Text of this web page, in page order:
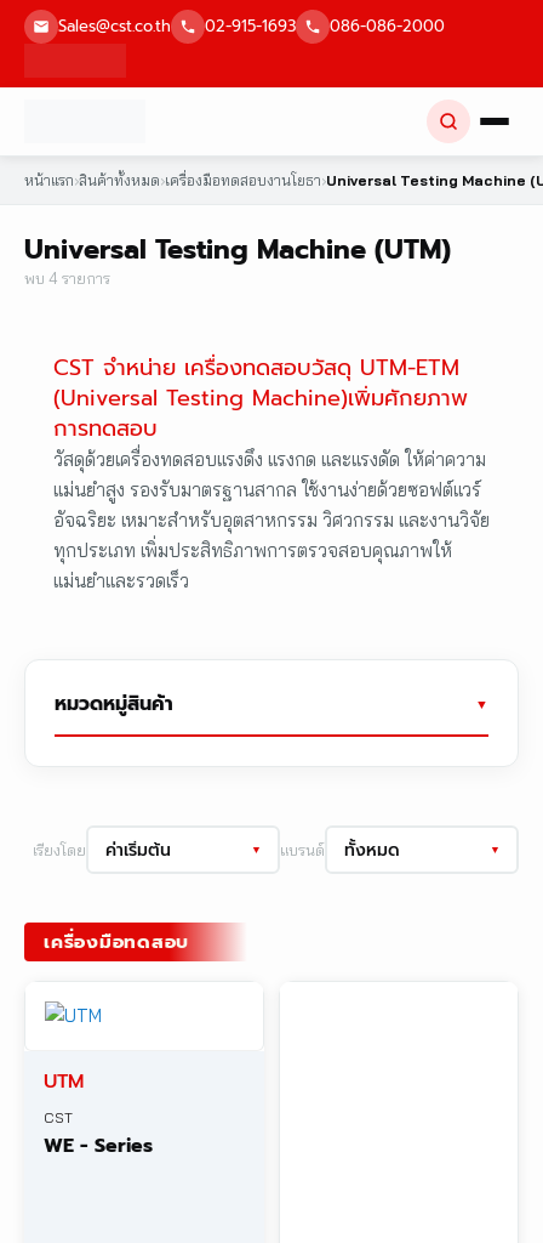
Skip
Sales@cst.co.th 02-915-1693 086-086-2000
หน้าแรก›สินค้าทั้งหมด›เครื่องมือทดสอบงานโยธา›Universal Testing Machine
Universal Testing Machine (UTM)
พบ 4 รายการ
CST จำหน่าย เครื่องทดสอบวัสดุ UTM-ETM
(Universal Testing Machine)เพิ่มศักยภาพ
การทดสอบ
วัสดุด้วยเครื่องทดสอบแรงดึง แรงกด และแรงดัด ให้ค่าความ
แม่นยำสูง รองรับมาตรฐานสากล ใช้งานง่ายด้วยซอฟต์แวร์
อัจฉริยะ เหมาะสำหรับอุตสาหกรรม วิศวกรรม และงานวิจัย
ทุกประเภท เพิ่มประสิทธิภาพการตรวจสอบคุณภาพให้
แม่นยำและรวดเร็ว
หมวดหมู่สินค้า
เรียงโดย ค่าเริ่มต้น ▼ แบรนด์ ทั้งหมด ▼
เครื่องมือทดสอบ
UTM
CST
WE - Series